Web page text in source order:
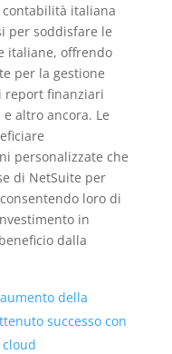
italiana
per soddisfare le
italiane, offrendo
per la gestione
report finanziari
altro ancora. Le
personalizzate che
di NetSuite per
loro di
in
dalla
della
successo con